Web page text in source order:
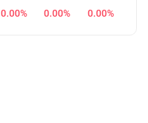
0.00% 0.00% 0.00%